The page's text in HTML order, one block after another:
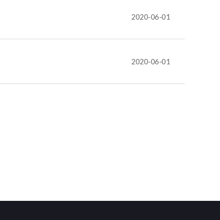
2020-06-01
2020-06-01